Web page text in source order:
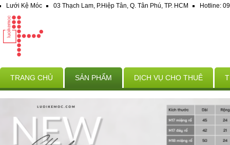
Lưới Kệ Móc 03 Thạch Lam, P.Hiệp Tân, Q. Tân Phú, TP. HCM Hotline:
TRANG CHỦ SẢN PHẨM DỊCH VỤ CHO THUÊ